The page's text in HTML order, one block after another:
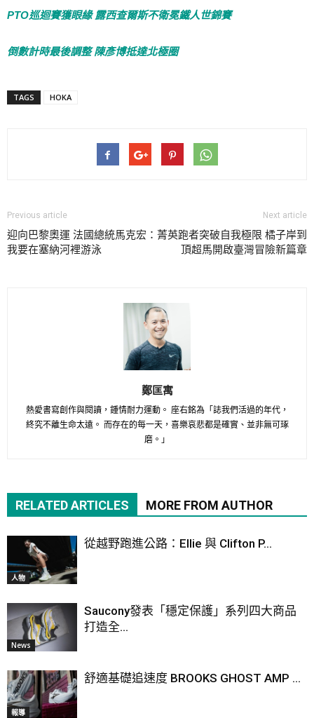
PTO巡迴賽獲眼緣 露西查爾斯不衛冕鐵人世錦賽
倒數計時最後調整 陳彥博抵達北極圈
TAGS HOKA
Previous article
迎向巴黎奧運 法國總統馬克宏：
我要在塞納河裡游泳
Next article
菁英跑者突破自我極限 橘子岸到
頂超馬開啟臺灣冒險新篇章
鄭匡寓
熱愛書寫創作與閱讀，鍾情耐力運動。 座右銘為「誌我們活過的年代，
終究不離生命太遠。 而存在的每一天，喜樂哀悲都是確實、並非無可琢
磨。」
RELATED ARTICLES MORE FROM AUTHOR
人物
從越野跑進公路：Ellie 與 Clifton P...
News
Saucony發表「穩定保護」系列四大商品
打造全...
報導
舒適基礎追速度 BROOKS GHOST AMP ...